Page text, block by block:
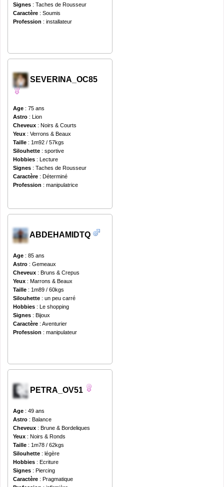
Signes : Taches de Rousseur
Caractère : Soumis
Profession : installateur
SEVERINA_OC85
Age : 75 ans
Astro : Lion
Cheveux : Noirs & Courts
Yeux : Verrons & Beaux
Taille : 1m92 / 57kgs
Silouhette : sportive
Hobbies : Lecture
Signes : Taches de Rousseur
Caractère : Déterminé
Profession : manipulatrice
ABDEHAMIDTQ
Age : 85 ans
Astro : Gemeaux
Cheveux : Bruns & Crepus
Yeux : Marrons & Beaux
Taille : 1m89 / 60kgs
Silouhette : un peu carré
Hobbies : Le shopping
Signes : Bijoux
Caractère : Aventurier
Profession : manipulateur
PETRA_OV51
Age : 49 ans
Astro : Balance
Cheveux : Brune & Bordeliques
Yeux : Noirs & Ronds
Taille : 1m78 / 62kgs
Silouhette : légère
Hobbies : Ecriture
Signes : Piercing
Caractère : Pragmatique